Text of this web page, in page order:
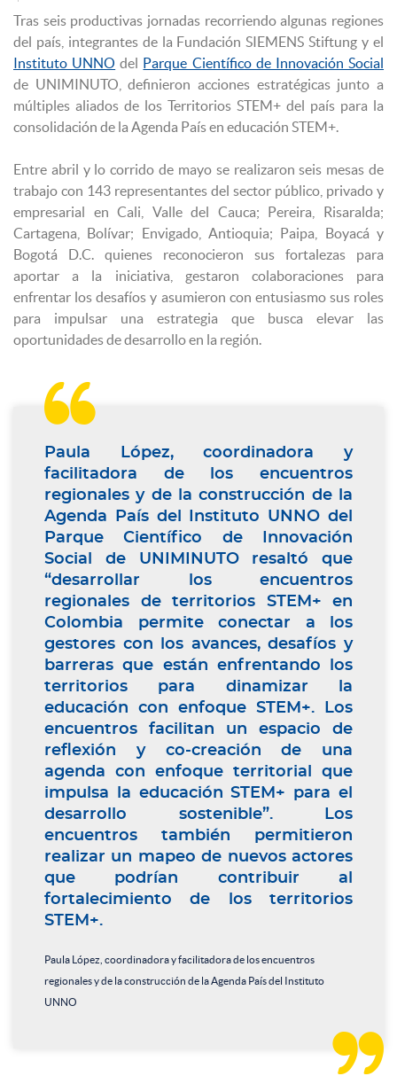
Tras seis productivas jornadas recorriendo algunas regiones
del país, integrantes de la Fundación SIEMENS Stiftung y el
Instituto UNNO del Parque Científico de Innovación Social
de UNIMINUTO, definieron acciones estratégicas junto a
múltiples aliados de los Territorios STEM+ del país para la
consolidación de la Agenda País en educación STEM+.
Entre abril y lo corrido de mayo se realizaron seis mesas de
trabajo con 143 representantes del sector público, privado y
empresarial en Cali, Valle del Cauca; Pereira, Risaralda;
Cartagena, Bolívar; Envigado, Antioquia; Paipa, Boyacá y
Bogotá D.C. quienes reconocieron sus fortalezas para
aportar a la iniciativa, gestaron colaboraciones para
enfrentar los desafíos y asumieron con entusiasmo sus roles
para impulsar una estrategia que busca elevar las
oportunidades de desarrollo en la región.

Paula López, coordinadora y
facilitadora de los encuentros
regionales y de la construcción de la
Agenda País del Instituto UNNO del
Parque Científico de Innovación
Social de UNIMINUTO resaltó que
“desarrollar los encuentros
regionales de territorios STEM+ en
Colombia permite conectar a los
gestores con los avances, desafíos y
barreras que están enfrentando los
territorios para dinamizar la
educación con enfoque STEM+. Los
encuentros facilitan un espacio de
reflexión y co-creación de una
agenda con enfoque territorial que
impulsa la educación STEM+ para el
desarrollo sostenible”. Los
encuentros también permitieron
realizar un mapeo de nuevos actores
que podrían contribuir al
fortalecimiento de los territorios
STEM+.
Paula López, coordinadora y facilitadora de los encuentros
regionales y de la construcción de la Agenda País del Instituto
UNNO
